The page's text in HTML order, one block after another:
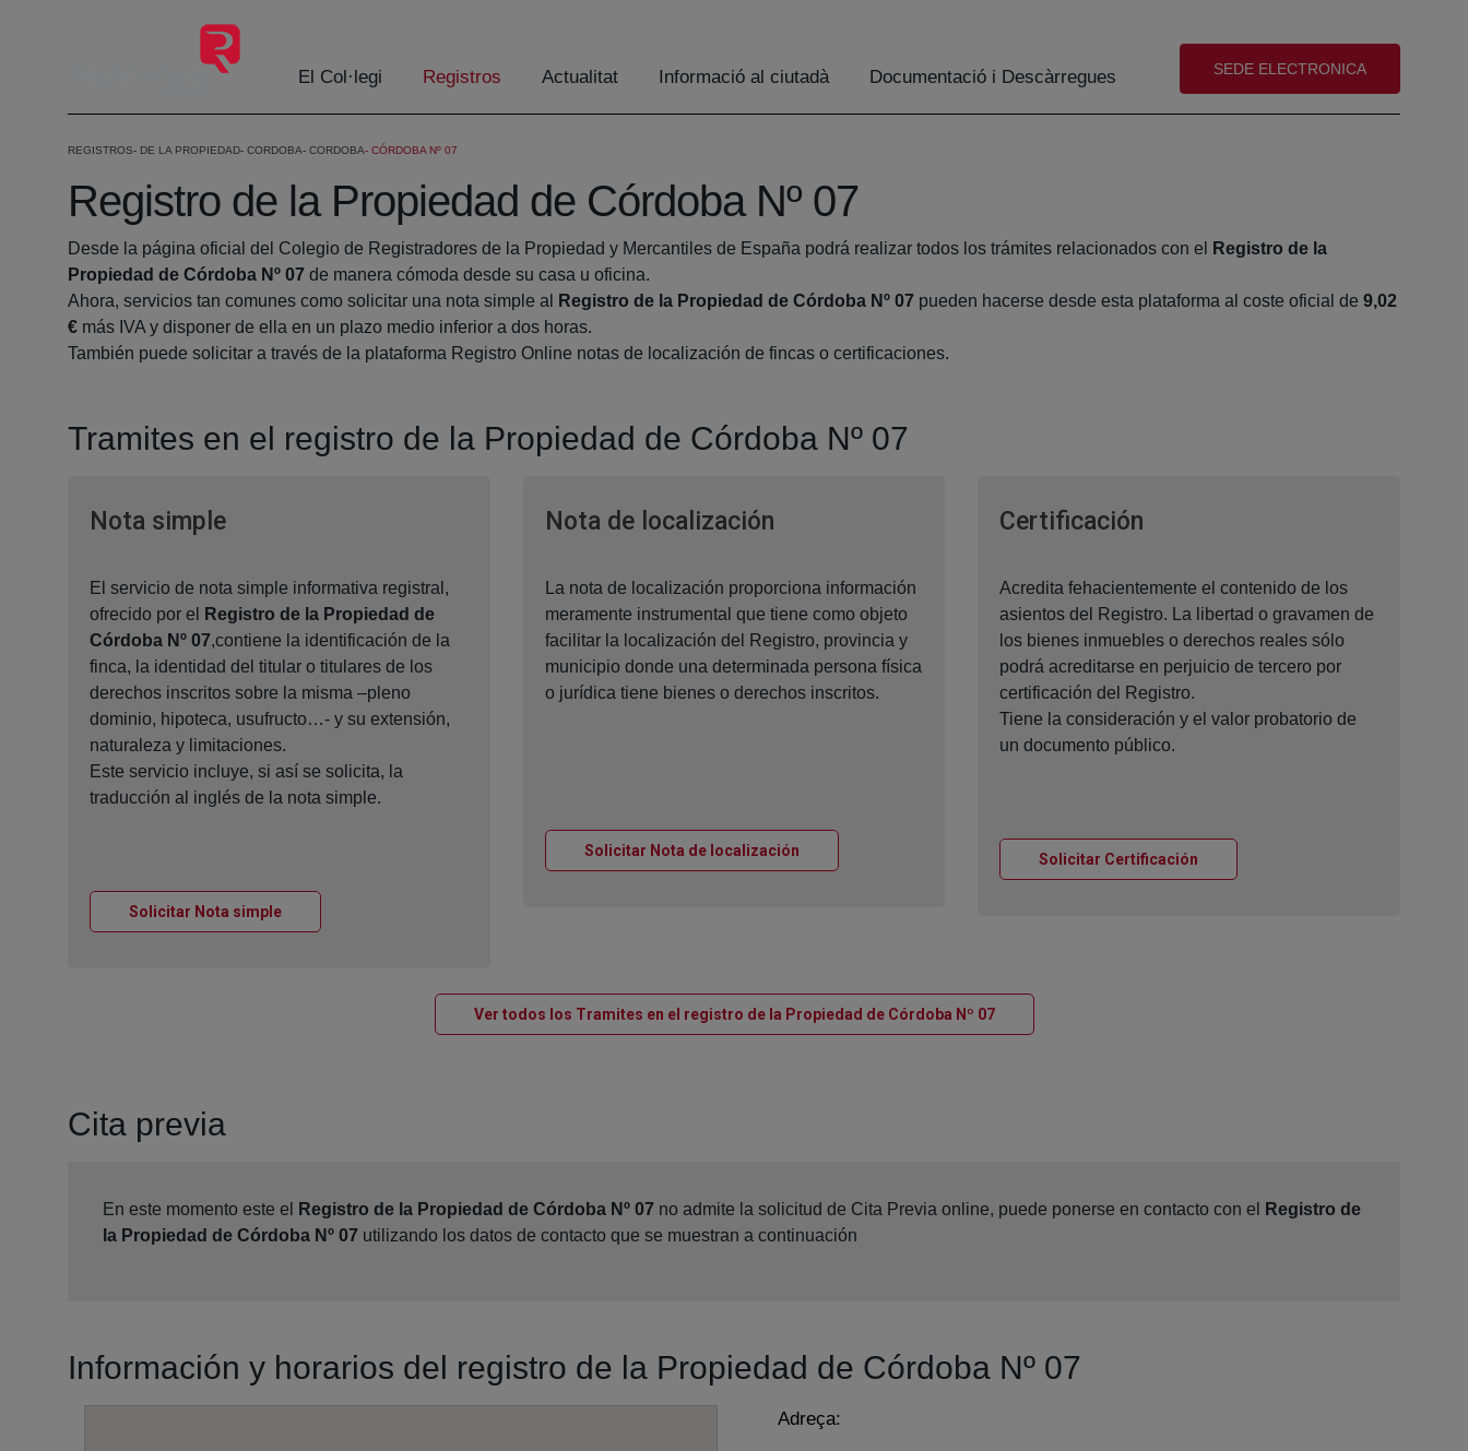
Salta al contingut principal
El Col·legi Registros Actualitat Informació al ciutadà Documentació i Descàrregues (abre en nueva ventana)
SEDE ELECTRONICA
REGISTROS DE LA PROPIEDAD CORDOBA CORDOBA CÓRDOBA Nº 07
Registro de la Propiedad de Córdoba Nº 07
Desde la página oficial del Colegio de Registradores de la Propiedad y Mercantiles de España podrá realizar todos los trámites relacionados con el
Registro de la
Propiedad de Córdoba Nº 07 de manera cómoda desde su casa u oficina.
Ahora, servicios tan comunes como solicitar una nota simple al
Registro de la Propiedad de Córdoba Nº 07 pueden hacerse desde esta plataforma al coste oficial de 9,02
€ más IVA y disponer de ella en un plazo medio inferior a dos horas.
También puede solicitar a través de la plataforma Registro Online notas de localización de fincas o certificaciones.
Tramites en el registro de la Propiedad de Córdoba Nº 07
Nota simpleVentana nueva
El servicio de nota simple informativa registral,
ofrecido por el
Registro de la Propiedad de
Córdoba Nº 07,contiene la identificación de la
finca, la identidad del titular o titulares de los
derechos inscritos sobre la misma –pleno
dominio, hipoteca, usufructo…- y su extensión,
naturaleza y limitaciones.
Este servicio incluye, si así se solicita, la
traducción al inglés de la nota simple.
Solicitar Nota simpleVentana nueva
Nota de localizaciónVentana nueva
La nota de localización proporciona información
meramente instrumental que tiene como objeto
facilitar la localización del Registro, provincia y
municipio donde una determinada persona física
o jurídica tiene bienes o derechos inscritos.
Solicitar Nota de localizaciónVentana nueva
Certificación
Acredita fehacientemente el contenido de los
asientos del Registro. La libertad o gravamen de
los bienes inmuebles o derechos reales sólo
podrá acreditarse en perjuicio de tercero por
certificación del Registro.
Tiene la consideración y el valor probatorio de
un documento público.
Solicitar Certificación
Ver todos los Tramites en el registro de la Propiedad de Córdoba Nº 07Ventana nueva
Cita previa
En este momento este el Registro de la Propiedad de Córdoba Nº 07 no admite la solicitud de Cita Previa online, puede ponerse en contacto con el
Registro de
la Propiedad de Córdoba Nº 07 utilizando los datos de contacto que se muestran a continuación
Información y horarios del registro de la Propiedad de Córdoba Nº 07
Adreça: